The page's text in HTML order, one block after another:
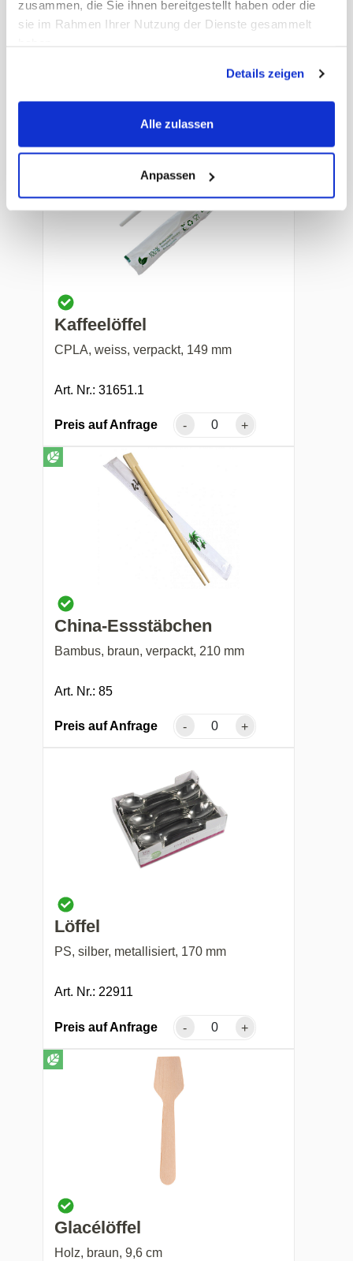
zusammen, die Sie ihnen bereitgestellt haben oder die
sie im Rahmen Ihrer Nutzung der Dienste gesammelt
Details zeigen
Alle zulassen
Anpassen
Kaffeelöffel
Preis auf Anfrage -
Kaffeelöffel
CPLA, weiss, verpackt, 149 mm
Art. Nr.: 31651.1
Preis auf Anfrage - +
China-Essstäbchen
Bambus, braun, verpackt, 210 mm
Art. Nr.: 85
Preis auf Anfrage - +
Löffel
PS, silber, metallisiert, 170 mm
Art. Nr.: 22911
Preis auf Anfrage - +
Glacélöffel
Holz, braun, 9,6 cm